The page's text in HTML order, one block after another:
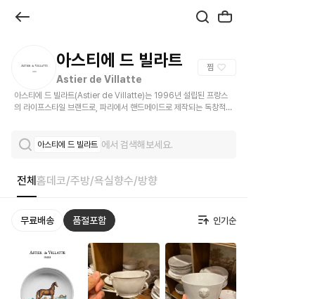
아스티에 드 빌라트
Astier de Villatte
찜
아스티에 드 빌라트(Astier de Villatte)는 1996년 설립된 프랑스
의 라이프스타일 브랜드로, 파리에서 핸드메이드로 제작되는 독창적인
아스티에 드 빌라트 에서 검색해보세요.
전체 홈데코/주방/욕실향수/방향
무료배송 품절포함